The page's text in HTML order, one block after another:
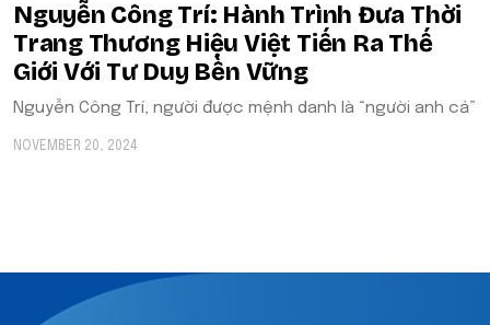
Nguyễn Công Trí: Hành Trình Đưa Thời
Trang Thương Hiệu Việt Tiến Ra Thế
Giới Với Tư Duy Bền Vững
Nguyễn Công Trí, người được mệnh danh là “người anh cả”
NOVEMBER 20, 2024